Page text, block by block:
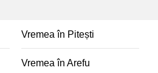
Vremea în Pitești
Vremea în Arefu